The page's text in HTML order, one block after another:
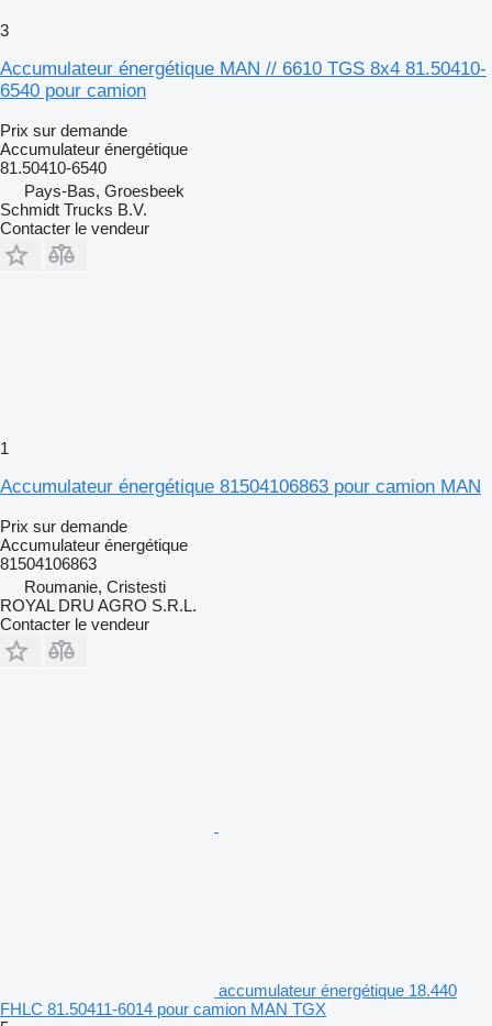
3
Accumulateur énergétique MAN // 6610 TGS 8x4 81.50410-
6540 pour camion
Prix sur demande
Accumulateur énergétique
81.50410-6540
Pays-Bas, Groesbeek
Schmidt Trucks B.V.
Contacter le vendeur
1
Accumulateur énergétique 81504106863 pour camion MAN
Prix sur demande
Accumulateur énergétique
81504106863
Roumanie, Cristesti
ROYAL DRU AGRO S.R.L.
Contacter le vendeur
accumulateur énergétique 18.440
FHLC 81.50411-6014 pour camion MAN TGX